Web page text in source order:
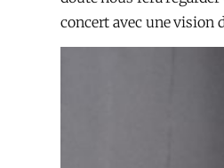
concert avec une vision